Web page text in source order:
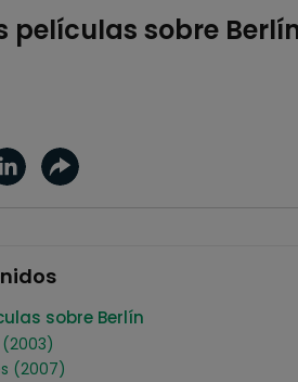
películas sobre
sobre Berlín
(2003)
(2007)